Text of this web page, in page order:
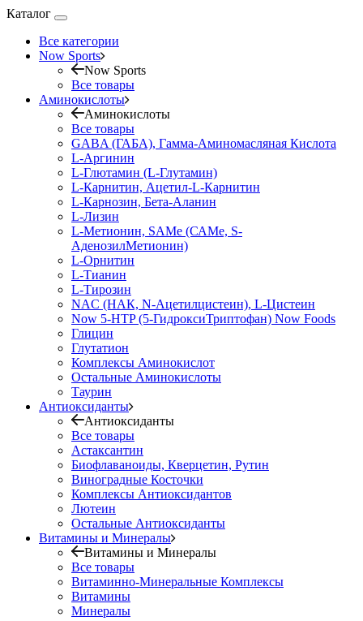
Каталог
Все категории
Now Sports
Now Sports
Все товары
Аминокислоты
Аминокислоты
Все товары
GABA (ГАБА), Гамма-Аминомасляная Кислота
L-Аргинин
L-Глютамин (L-Глутамин)
L-Карнитин, Ацетил-L-Карнитин
L-Карнозин, Бета-Аланин
L-Лизин
L-Метионин, SAMe (САМе, S-
АденозилМетионин)
L-Орнитин
L-Тианин
L-Тирозин
NAC (НАК, N-Ацетилцистеин), L-Цистеин
Now 5-HTP (5-ГидроксиТриптофан) Now Foods
Глицин
Глутатион
Комплексы Аминокислот
Остальные Аминокислоты
Таурин
Антиоксиданты
Антиоксиданты
Все товары
Астаксантин
Биофлаваноиды, Кверцетин, Рутин
Виноградные Косточки
Комплексы Антиоксидантов
Лютеин
Остальные Антиоксиданты
Витамины и Минералы
Витамины и Минералы
Все товары
Витаминно-Минеральные Комплексы
Витамины
Минералы